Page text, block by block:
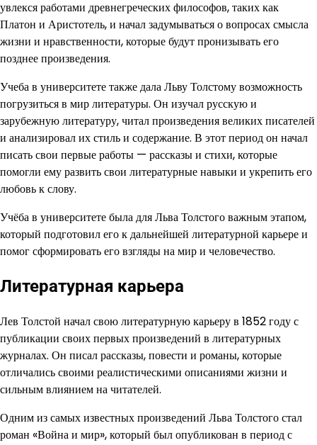
увлекся работами древнегреческих философов, таких как
Платон и Аристотель, и начал задумываться о вопросах смысла
жизни и нравственности, которые будут пронизывать его
позднее произведения.
Учеба в университете также дала Льву Толстому возможность
погрузиться в мир литературы. Он изучал русскую и
зарубежную литературу, читал произведения великих писателей
и анализировал их стиль и содержание. В этот период он начал
писать свои первые работы — рассказы и стихи, которые
помогли ему развить свои литературные навыки и укрепить его
любовь к слову.
Учёба в университете была для Льва Толстого важным этапом,
который подготовил его к дальнейшей литературной карьере и
помог сформировать его взгляды на мир и человечество.
Литературная карьера
Лев Толстой начал свою литературную карьеру в 1852 году с
публикации своих первых произведений в литературных
журналах. Он писал рассказы, повести и романы, которые
отличались своими реалистическими описаниями жизни и
сильным влиянием на читателей.
Одним из самых известных произведений Льва Толстого стал
роман «Война и мир», который был опубликован в период с